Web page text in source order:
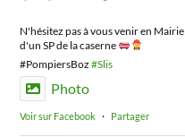
N'hésitez pas à vous venir en
d'un SP de la caserne
#PompiersBoz#Slis
Photo
Voir sur Facebook · Partager